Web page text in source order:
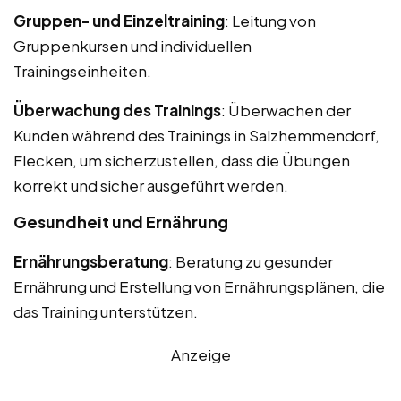
Gruppen- und Einzeltraining: Leitung von
Gruppenkursen und individuellen
Trainingseinheiten.
Überwachung des Trainings: Überwachen der
Kunden während des Trainings in Salzhemmendorf,
Flecken, um sicherzustellen, dass die Übungen
korrekt und sicher ausgeführt werden.
Gesundheit und Ernährung
Ernährungsberatung: Beratung zu gesunder
Ernährung und Erstellung von Ernährungsplänen, die
das Training unterstützen.
Anzeige